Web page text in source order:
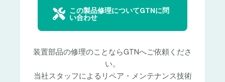
この製品修理についてGTNに問
い合わせ
装置部品の修理のことならGTNへご依頼くださ
い。
当社スタッフによるリペア・メンテナンス技術